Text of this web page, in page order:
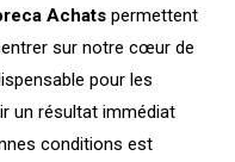
Achats permettent
sur notre cœur de
pour les
un résultat immédiat
conditions est